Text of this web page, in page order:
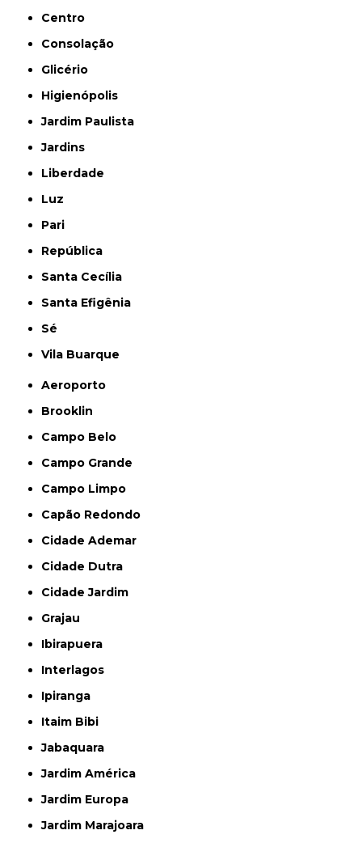
Centro
Consolação
Glicério
Higienópolis
Jardim Paulista
Jardins
Liberdade
Luz
Pari
República
Santa Cecília
Santa Efigênia
Sé
Vila Buarque
Aeroporto
Brooklin
Campo Belo
Campo Grande
Campo Limpo
Capão Redondo
Cidade Ademar
Cidade Dutra
Cidade Jardim
Grajau
Ibirapuera
Interlagos
Ipiranga
Itaim Bibi
Jabaquara
Jardim América
Jardim Europa
Jardim Marajoara